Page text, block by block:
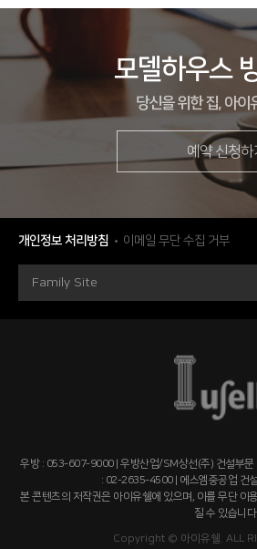
모델하우스
당신을 위한 집, 아이
예약 신청하
개인정보 처리방침 이메일 무단 수집 거부
Family Site
우방 : 053-607-9000 | 우방산업/SM상선(주) 건설부
: 02-2635-4500 | 에스엠중공업 건
본 콘텐츠의 저작권은 아이유쉘에 있으며, 이를 무단 이
질 수 있습니다.
Copyright © 아이유쉘. ALL